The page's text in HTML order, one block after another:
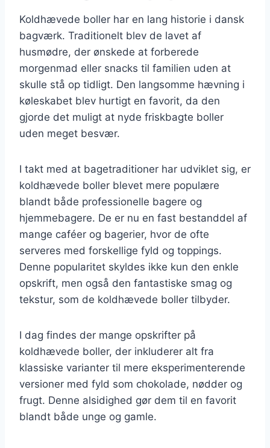
Koldhævede boller har en lang historie i dansk
bagværk. Traditionelt blev de lavet af
husmødre, der ønskede at forberede
morgenmad eller snacks til familien uden at
skulle stå op tidligt. Den langsomme hævning i
køleskabet blev hurtigt en favorit, da den
gjorde det muligt at nyde friskbagte boller
uden meget besvær.
I takt med at bagetraditioner har udviklet sig, er
koldhævede boller blevet mere populære
blandt både professionelle bagere og
hjemmebagere. De er nu en fast bestanddel af
mange caféer og bagerier, hvor de ofte
serveres med forskellige fyld og toppings.
Denne popularitet skyldes ikke kun den enkle
opskrift, men også den fantastiske smag og
tekstur, som de koldhævede boller tilbyder.
I dag findes der mange opskrifter på
koldhævede boller, der inkluderer alt fra
klassiske varianter til mere eksperimenterende
versioner med fyld som chokolade, nødder og
frugt. Denne alsidighed gør dem til en favorit
blandt både unge og gamle.